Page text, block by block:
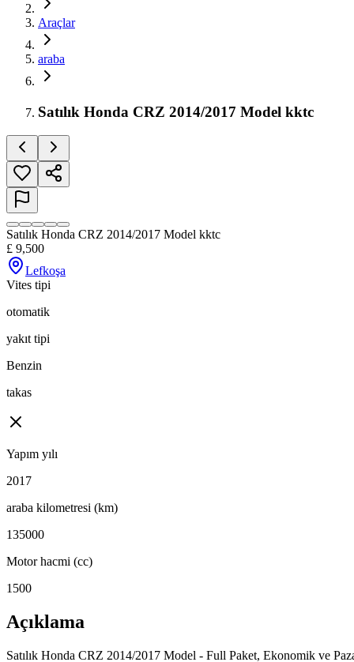
Araçlar
araba
Satılık Honda CRZ 2014/2017 Model kktc
Satılık Honda CRZ 2014/2017 Model kktc
£ 9,500
Lefkoşa
Vites tipi
otomatik
yakıt tipi
Benzin
takas
Yapım yılı
2017
araba kilometresi (km)
135000
Motor hacmi (cc)
1500
Açıklama
Satılık Honda CRZ 2014/2017 Model - Full Paket, Ekonomik ve